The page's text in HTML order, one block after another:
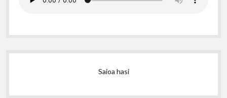
Saioa hasi